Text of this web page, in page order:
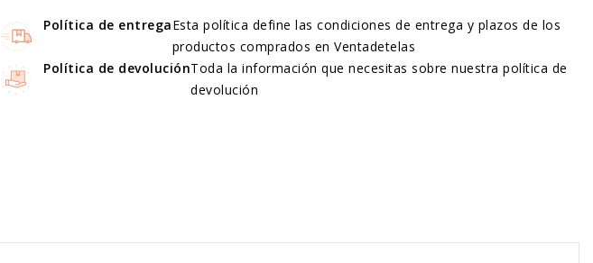
Política de entregaEsta política define las condiciones de entrega y plazos de los
productos comprados en Ventadetelas
Política de devoluciónToda la información que necesitas sobre nuestra política de
devolución